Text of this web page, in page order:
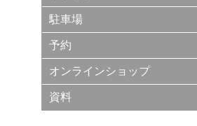
駐車場
予約
オンラインショップ
資料